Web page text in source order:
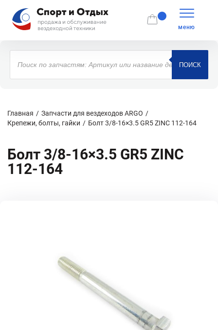
меню
Поиск
товаров
ПОИСК
Главная
Запчасти для вездеходов ARGO
Крепежи, болты, гайки
Болт 3/8-16×3.5 GR5 ZINC 112-164
Болт 3/8-16×3.5 GR5 ZINC
112-164